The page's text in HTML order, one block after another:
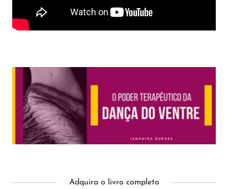
Adquira o livro completo